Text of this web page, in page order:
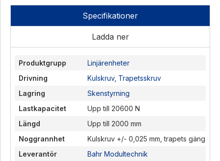
Specifikationer
Ladda ner
Produktgrupp
Linjärenheter
Drivning
Kulskruv, Trapetsskruv
Lagring
Skenstyrning
Lastkapacitet
Upp till 20600 N
Längd
Upp till 2000 mm
Noggrannhet
Kulskruv +/- 0,025 mm, trapets gänga
Leverantör
Bahr Modultechnik